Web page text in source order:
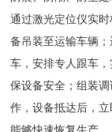
通过激光定位仪实
备吊装至运输车辆
车，安排专人跟车
保设备安全；组装
作，设备抵达后，